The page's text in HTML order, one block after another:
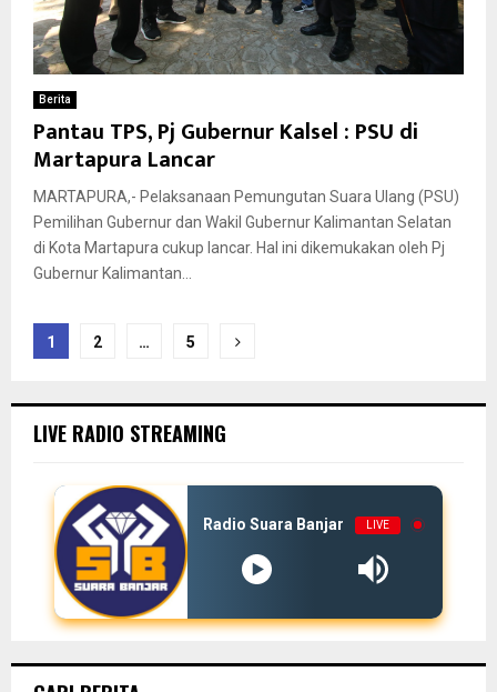
Berita
Pantau TPS, Pj Gubernur Kalsel : PSU di
Martapura Lancar
MARTAPURA,- Pelaksanaan Pemungutan Suara Ulang (PSU)
Pemilihan Gubernur dan Wakil Gubernur Kalimantan Selatan
di Kota Martapura cukup lancar. Hal ini dikemukakan oleh Pj
Gubernur Kalimantan...
Paginasi
1 2 … 5
LIVE RADIO STREAMING
Radio Suara Banjar LIVE